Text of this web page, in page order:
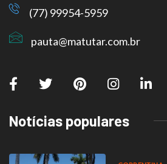
(77) 99954-5959
pauta@matutar.com.br
Notícias populares